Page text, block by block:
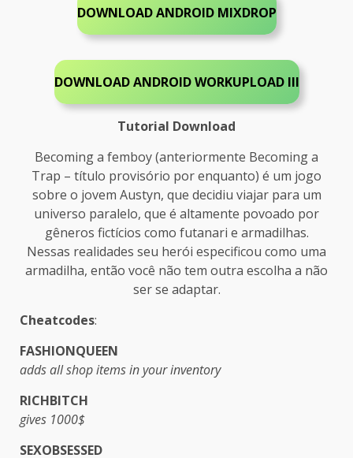
DOWNLOAD ANDROID MIXDROP
DOWNLOAD ANDROIDWORKUPLOAD III
Tutorial Download
Becoming a femboy (anteriormente Becoming a
Trap – título provisório por enquanto) é um jogo
sobre o jovem Austyn, que decidiu viajar para um
universo paralelo, que é altamente povoado por
gêneros fictícios como futanari e armadilhas.
Nessas realidades seu herói especificou como uma
armadilha, então você não tem outra escolha a não
ser se adaptar.​
Cheatcodes:
FASHIONQUEEN
adds all shop items in your inventory
RICHBITCH
gives 1000$
SEXOBSESSED